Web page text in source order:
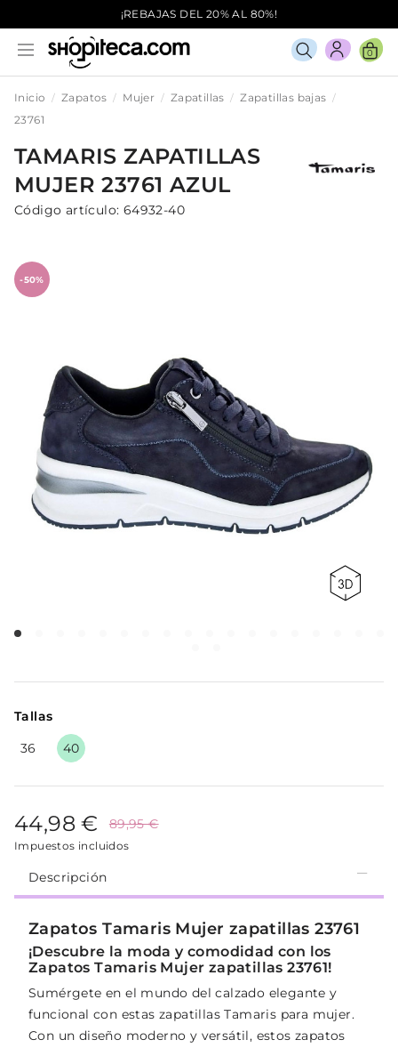
¡REBAJAS DEL 20% AL 80%!
0
Inicio Zapatos Mujer Zapatillas
Zapatillas bajas
23761
TAMARIS ZAPATILLAS
MUJER23761 AZUL
Código artículo: 64932-40
-50%
Tallas
36
40
44,98 € 89,95 €
Impuestos incluidos
Descripción
Zapatos Tamaris Mujer zapatillas 23761
¡Descubre la moda y comodidad con los
Zapatos Tamaris Mujer zapatillas 23761!
Sumérgete en el mundo del calzado elegante y
funcional con estas zapatillas Tamaris para mujer.
Con un diseño moderno y versátil, estos zapatos